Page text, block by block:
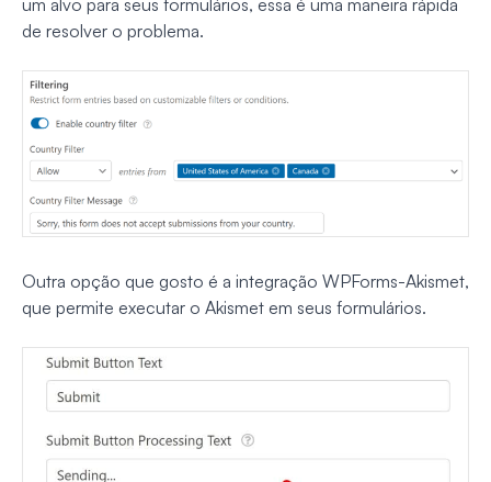
de resolver o problema.
Outra opção que gosto é a integração WPForms-Akismet,
que permite executar o Akismet em seus formulários.